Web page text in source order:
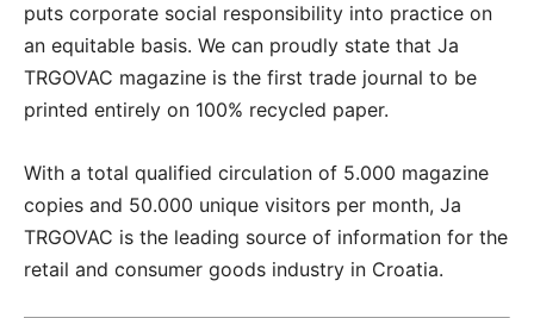
puts corporate social responsibility into practice on
an equitable basis. We can proudly state that Ja
TRGOVAC magazine is the first trade journal to be
printed entirely on 100% recycled paper.
With a total qualified circulation of 5.000 magazine
copies and 50.000 unique visitors per month, Ja
TRGOVAC is the leading source of information for the
retail and consumer goods industry in Croatia.